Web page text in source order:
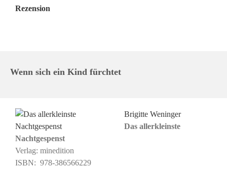
Rezension
Wenn sich ein Kind fürchtet
Brigitte Weninger
Das allerkleinste
Nachtgespenst
Verlag: minedition
ISBN: ‎ 978-386566229